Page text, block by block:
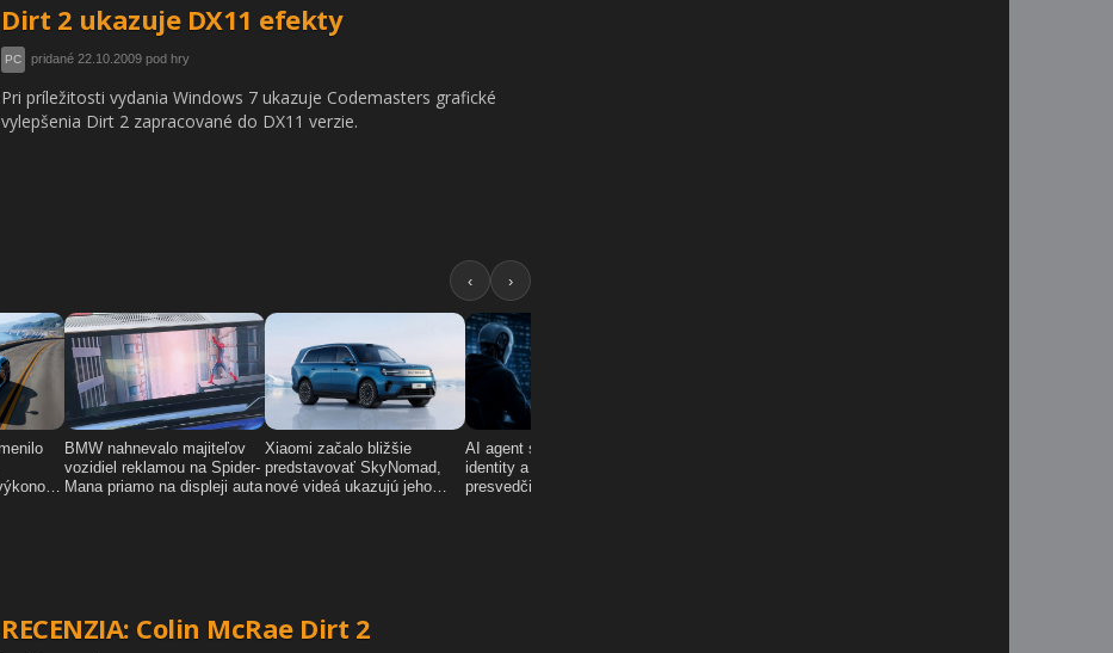
Dirt 2 ukazuje DX11 efekty
PC pridané 22.10.2009 pod hry
Pri príležitosti vydania Windows 7 ukazuje Codemasters grafické
vylepšenia Dirt 2 zapracované do DX11 verzie.
RECENZIA: Colin McRae Dirt 2